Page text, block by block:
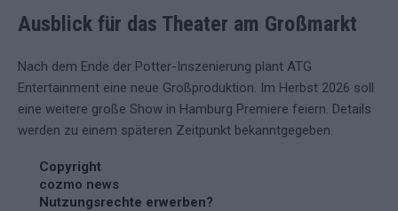
Ausblick für das Theater am Großmarkt
Nach dem Ende der Potter-Inszenierung plant ATG
Entertainment eine neue Großproduktion. Im Herbst 2026 soll
eine weitere große Show in Hamburg Premiere feiern. Details
werden zu einem späteren Zeitpunkt bekanntgegeben.
Copyright
cozmo news
Nutzungsrechte erwerben?